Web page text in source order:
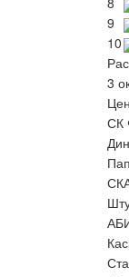
9
10
3
СК